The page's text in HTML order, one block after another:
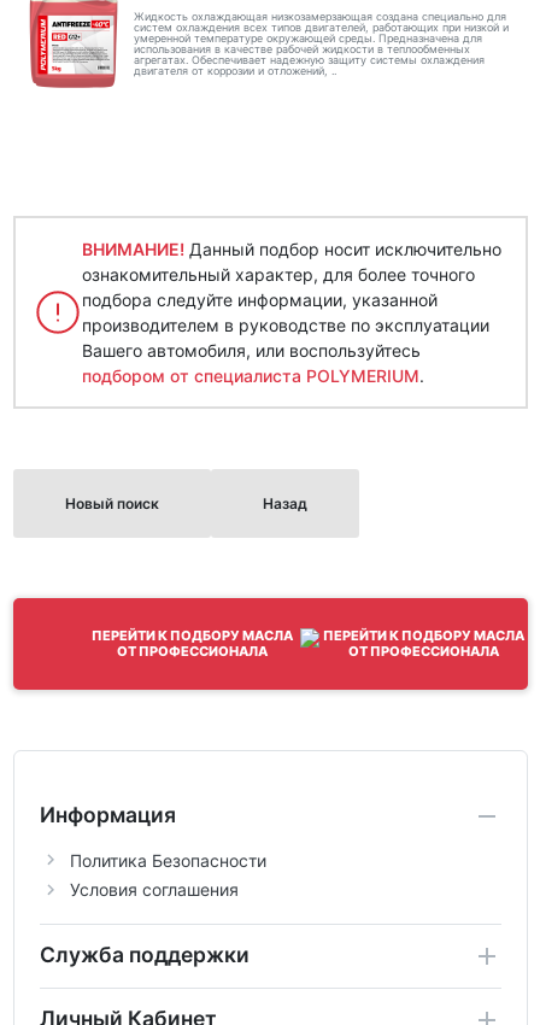
Жидкость охлаждающая низкозамерзающая создана специально для
систем охлаждения всех типов двигателей, работающих при низкой и
умеренной температуре окружающей среды. Предназначена для
использования в качестве рабочей жидкости в теплообменных
агрегатах. Обеспечивает надежную защиту системы охлаждения
двигателя от коррозии и отложений, ..
ВНИМАНИЕ! Данный подбор носит исключительно
ознакомительный характер, для более точного
подбора следуйте информации, указанной
производителем в руководстве по эксплуатации
Вашего автомобиля, или воспользуйтесь
подбором от специалиста POLYMERIUM.
Новый поиск Назад
ПЕРЕЙТИ К ПОДБОРУ МАСЛА
ОТ ПРОФЕССИОНАЛА
Информация
Политика Безопасности
Условия соглашения
Служба поддержки
Личный Кабинет